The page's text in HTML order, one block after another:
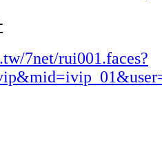
7net/rui001.faces?